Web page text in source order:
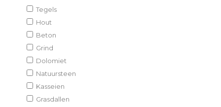
Tegels
Hout
Beton
Grind
Dolomiet
Natuursteen
Kasseien
Grasdallen